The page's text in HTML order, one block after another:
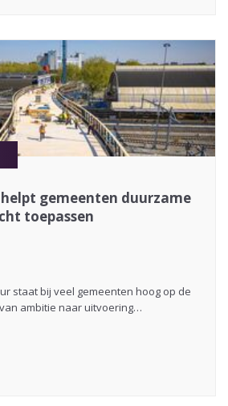
gemeenten duurzame
toepassen
staat bij veel gemeenten hoog op de
ambitie naar uitvoering…